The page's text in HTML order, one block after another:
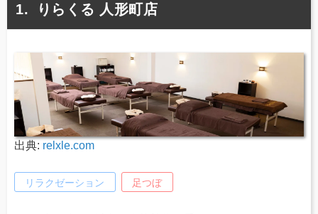
りらくる 人形町店
出典: relxle.com
リラクゼーション 足つぼ